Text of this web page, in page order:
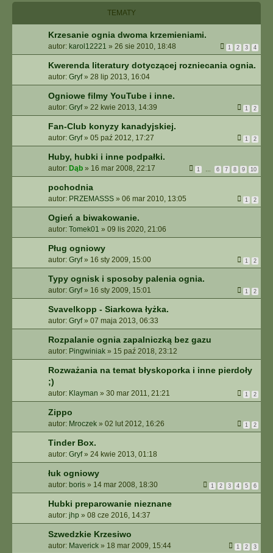
I
Z
A
A
A
N
W
A
N
E
TEMATY
Krzesanie ognia dwoma krzemieniami.
autor: karol12221 » 26 sie 2010, 18:48 1 2 3 4
Kwerenda literatury dotyczącej rozniecania ognia.
autor: Gryf» 28 lip 2013, 16:04
Ogniowe filmy YouTube i inne.
autor: Gryf» 22 kwie 2013, 14:39 1 2
Fan-Club konyzy kanadyjskiej.
autor: Gryf» 05 paź 2012, 17:27 1 2
Huby, hubki i inne podpałki.
autor: Dąb » 16 mar 2008, 22:17 1 6 7 8 9 10
pochodnia
autor: PRZEMASSS » 06 mar 2010, 13:05 1 2
Ogień a biwakowanie.
autor: Tomek01 » 09 lis 2020, 21:06
Pług ogniowy
autor: Gryf» 16 sty 2009, 15:00 1 2
Typy ognisk i sposoby palenia ognia.
autor: Gryf» 16 sty 2009, 15:01 1 2
Svavelkopp - Siarkowa łyżka.
autor: Gryf» 07 maja 2013, 06:33
Rozpalanie ognia zapalniczką bez gazu
autor: Pingwiniak » 15 paź 2018, 23:12
Rozważania na temat błyskoporka i inne pierdoły
;)
autor: Klayman » 30 mar 2011, 21:21 1 2
Zippo
autor: Mroczek » 02 lut 2012, 16:26 1 2
Tinder Box.
autor: Gryf» 24 kwie 2013, 01:18
łuk ogniowy
autor: boris » 14 mar 2008, 18:30 1 2 3 4 5 6
Hubki preparowanie nieznane
autor: jhp » 08 cze 2016, 14:37
Szwedzkie Krzesiwo
autor: Maverick » 18 mar 2009, 15:44 1 2 3